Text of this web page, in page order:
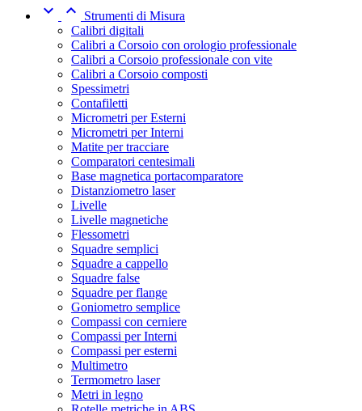
 
Strumenti di Misura
Calibri digitali
Calibri a Corsoio con orologio professionale
Calibri a Corsoio professionale con vite
Calibri a Corsoio composti
Spessimetri
Contafiletti
Micrometri per Esterni
Micrometri per Interni
Matite per tracciare
Comparatori centesimali
Base magnetica portacomparatore
Distanziometro laser
Livelle
Livelle magnetiche
Flessometri
Squadre semplici
Squadre a cappello
Squadre false
Squadre per flange
Goniometro semplice
Compassi con cerniere
Compassi per Interni
Compassi per esterni
Multimetro
Termometro laser
Metri in legno